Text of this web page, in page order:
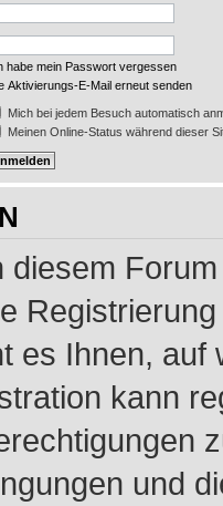
habe mein Passwort vergessen
Aktivierungs-E-Mail erneut senden
Mich bei jedem Besuch automatisch
Meinen Online-Status während dieser
diesem
es Ihnen,
kann
und